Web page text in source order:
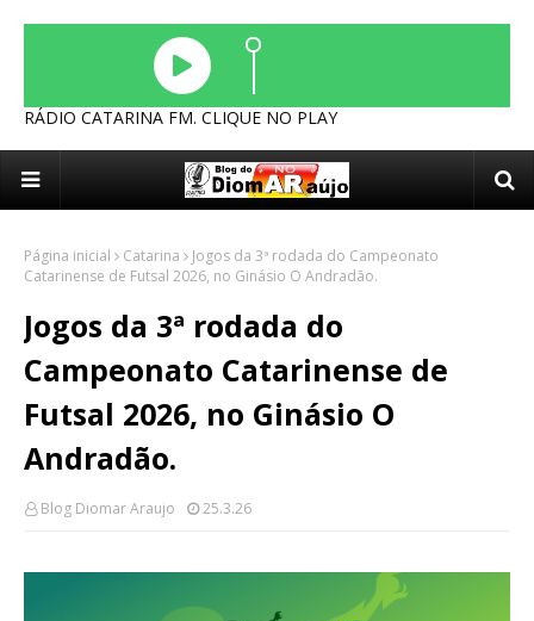
RÁDIO CATARINA FM. CLIQUE NO PLAY
Página inicial Catarina
Jogos da 3ª rodada do Campeonato
Catarinense de Futsal 2026, no Ginásio O Andradão.
Jogos da 3ª rodada do
Campeonato Catarinense de
Futsal 2026, no Ginásio O
Andradão.
Blog Diomar Araujo 25.3.26